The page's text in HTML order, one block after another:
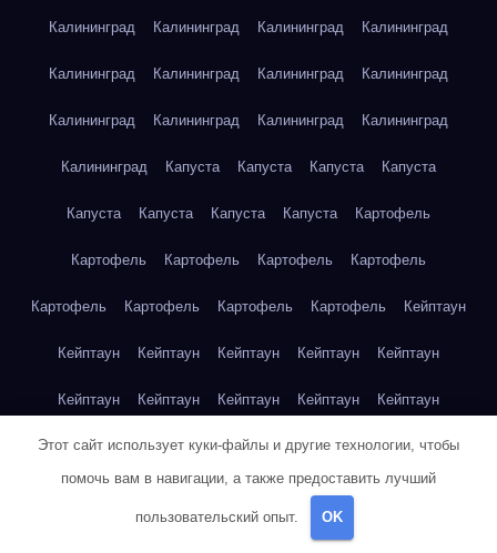
Калининград Калининград Калининград Калининград
Калининград Калининград Калининград Калининград
Калининград Калининград Калининград Калининград
Калининград Капуста Капуста Капуста Капуста
Капуста Капуста Капуста Капуста Картофель
Картофель Картофель Картофель Картофель
Картофель Картофель Картофель Картофель Кейптаун
Кейптаун Кейптаун Кейптаун Кейптаун Кейптаун
Кейптаун Кейптаун Кейптаун Кейптаун Кейптаун
Кейптаун Кейптаун Кейптаун Кейптаун Кейптаун
Кейптаун
Клубника
Этот сайт использует куки-файлы и другие технологии, чтобы
помочь вам в навигации, а также предоставить лучший
пользовательский опыт. OK